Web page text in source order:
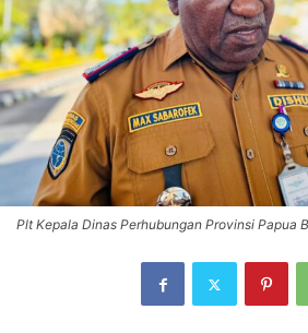
Plt Kepala Dinas Perhubungan Provinsi Papua